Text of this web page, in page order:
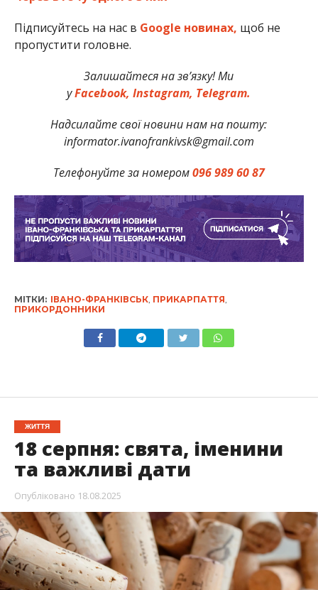
Підписуйтесь на нас в Google новинах, щоб не
пропустити головне.
Залишайтеся на зв’язку! Ми
уFacebook, Instagram, Telegram.
Надсилайте свої новини нам на пошту:
informator.ivanofrankivsk@gmail.com
Телефонуйте за номером096 989 60 87
МІТКИ: ІВАНО-ФРАНКІВСЬК, ПРИКАРПАТТЯ
ПРИКОРДОННИКИ
ЖИТТЯ
18 серпня: свята, іменини
та важливі дати
Опубліковано 18.08.2025